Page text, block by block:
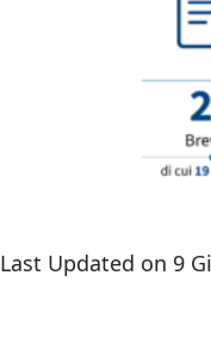
Last Updated on 9